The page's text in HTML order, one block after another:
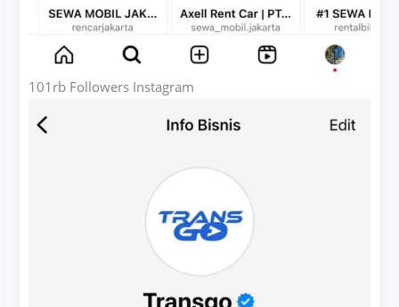
101rb Followers Instagram